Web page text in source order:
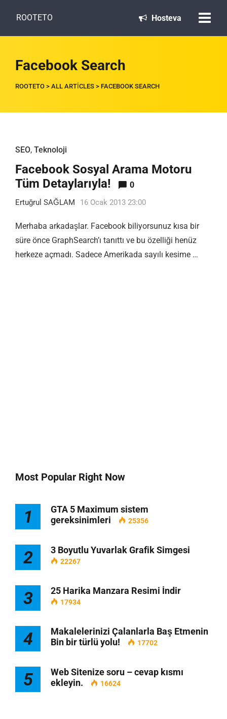
ROOTETO Hosteva
Facebook Search
ROOTETO > ALL ARTICLES > FACEBOOK SEARCH
SEO, Teknoloji
Facebook Sosyal Arama Motoru
Tüm Detaylarıyla!
0
Ertuğrul SAĞLAM 16 Ocak 2013 23:00
Merhaba arkadaşlar. Facebook biliyorsunuz kısa bir
süre önce GraphSearch’ı tanıttı ve bu özelliği henüz
herkeze açmadı. Sadece Amerikada sayılı kesime …
Most Popular Right Now
1
GTA 5 Maximum sistem
gereksinimleri
25356
2 3 Boyutlu Yuvarlak Grafik Simgesi
22267
3 25 Harika Manzara Resimi İndir
17934
4
Makalelerinizi Çalanlarla Baş Etmenin
Bin bir türlü yolu!
17702
5
Web Sitenize soru – cevap kısmı
ekleyin.
16624